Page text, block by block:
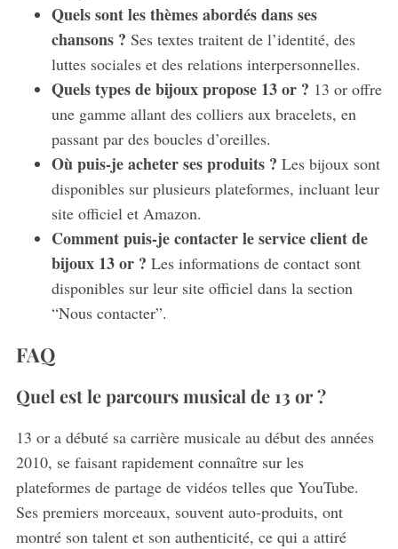
Quels sont les thèmes abordés dans ses
chansons ? Ses textes traitent de l’identité, des
luttes sociales et des relations interpersonnelles.
Quels types de bijoux propose 13 or ? 13 or offre
une gamme allant des colliers aux bracelets, en
passant par des boucles d’oreilles.
Où puis-je acheter ses produits ? Les bijoux sont
disponibles sur plusieurs plateformes, incluant leur
site officiel et Amazon.
Comment puis-je contacter le service client de
bijoux 13 or ? Les informations de contact sont
disponibles sur leur site officiel dans la section
“Nous contacter”.
FAQ
Quel est le parcours musical de 13 or ?
13 or a débuté sa carrière musicale au début des années
2010, se faisant rapidement connaître sur les
plateformes de partage de vidéos telles que YouTube.
Ses premiers morceaux, souvent auto-produits, ont
montré son talent et son authenticité, ce qui a attiré
a
f
o
r